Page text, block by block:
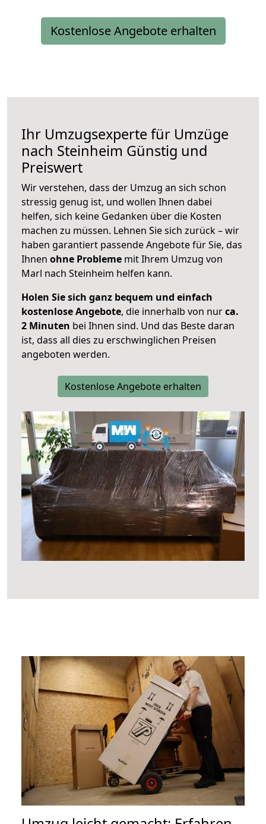
Kostenlose Angebote erhalten
Ihr Umzugsexperte für Umzüge
nach Steinheim Günstig und
Preiswert
Wir verstehen, dass der Umzug an sich schon
stressig genug ist, und wollen Ihnen dabei
helfen, sich keine Gedanken über die Kosten
machen zu müssen. Lehnen Sie sich zurück – wir
haben garantiert passende Angebote für Sie, das
Ihnen ohne Probleme mit Ihrem Umzug von
Marl nach Steinheim helfen kann.
Holen Sie sich ganz bequem und einfach
kostenlose Angebote, die innerhalb von nurca.
2 Minuten bei Ihnen sind. Und das Beste daran
ist, dass all dies zu erschwinglichen Preisen
angeboten werden.
Kostenlose Angebote erhalten